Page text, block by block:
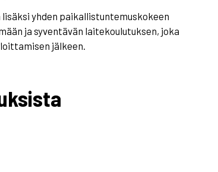
yhden paikallistuntemuskokeen
ja syventävän laitekoulutuksen, joka
jälkeen.